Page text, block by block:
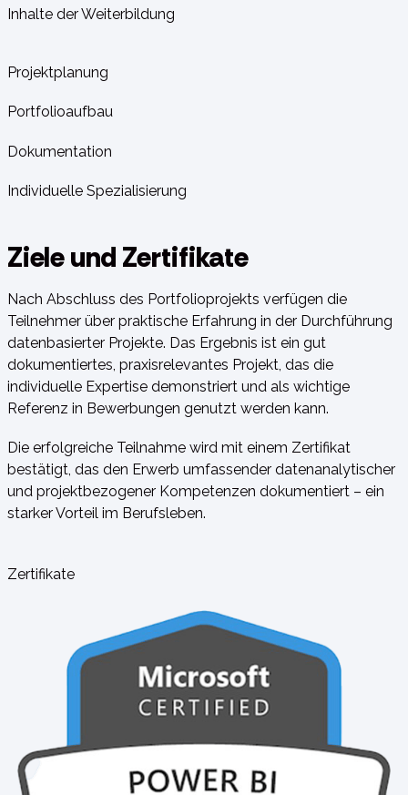
Inhalte der Weiterbildung
Projektplanung
Portfolioaufbau
Dokumentation
Individuelle Spezialisierung
Ziele und Zertifikate
Nach Abschluss des Portfolioprojekts verfügen die
Teilnehmer über praktische Erfahrung in der Durchführung
datenbasierter Projekte. Das Ergebnis ist ein gut
dokumentiertes, praxisrelevantes Projekt, das die
individuelle Expertise demonstriert und als wichtige
Referenz in Bewerbungen genutzt werden kann.
Die erfolgreiche Teilnahme wird mit einem Zertifikat
bestätigt, das den Erwerb umfassender datenanalytischer
und projektbezogener Kompetenzen dokumentiert – ein
starker Vorteil im Berufsleben.
Zertifikate